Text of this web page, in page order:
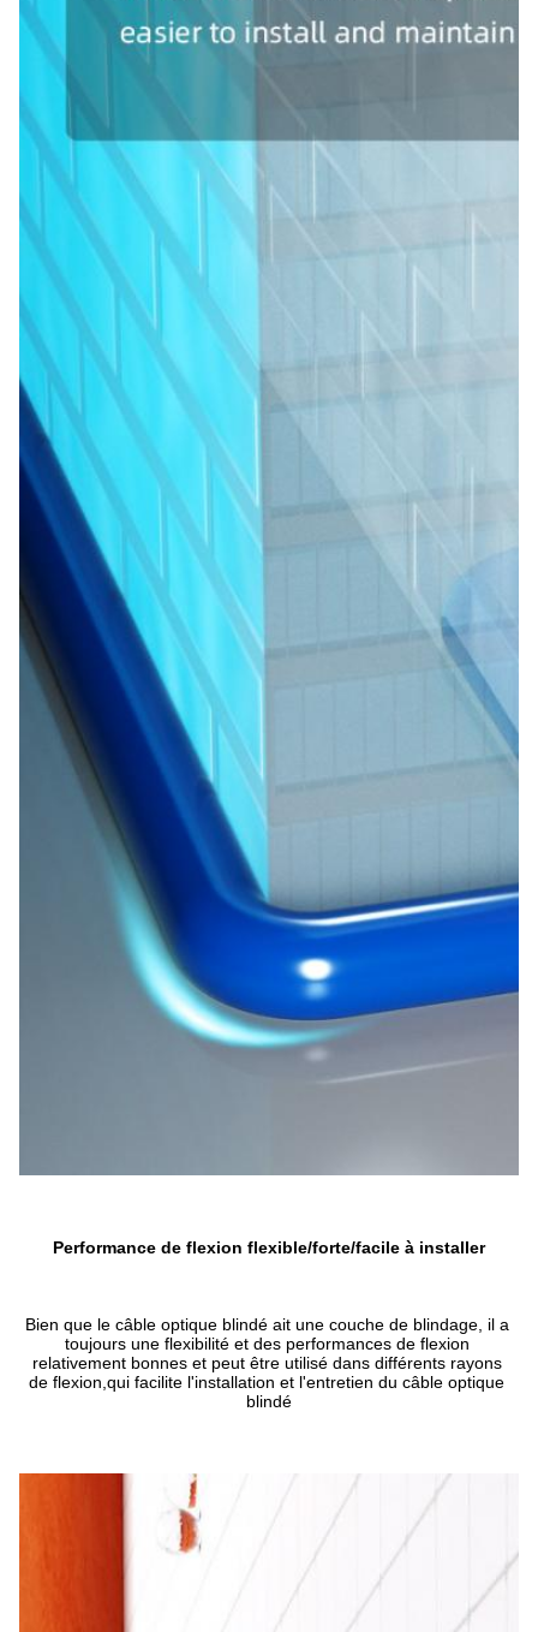
Performance de flexion flexible/forte/facile à installer
Bien que le câble optique blindé ait une couche de blindage, il a
toujours une flexibilité et des performances de flexion
relativement bonnes et peut être utilisé dans différents rayons
de flexion,qui facilite l'installation et l'entretien du câble optique
blindé